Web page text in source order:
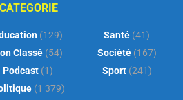
CATEGORIE
(129)
Classé (54)
Podcast (1)
(1 379)
Santé (41)
Société(167)
Sport(241)